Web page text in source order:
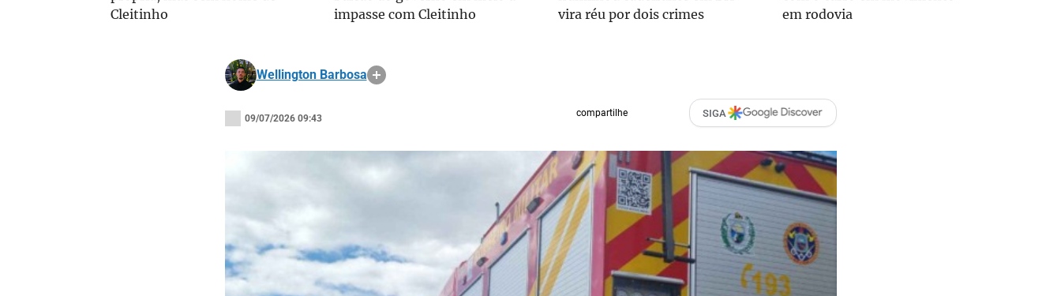
Cleitinho
impasse com Cleitinho
vira réu por dois crimes
em rodovia
Wellington Barbosa
09/07/2026 09:43 compartilhe SIGA